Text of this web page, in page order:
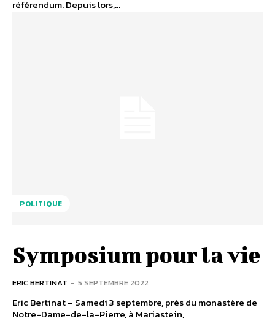
référendum. Depuis lors,...
POLITIQUE
Symposium pour la vie
ERIC BERTINAT - 5 SEPTEMBRE 2022
Eric Bertinat – Samedi 3 septembre, près du monastère de
Notre-Dame-de-la-Pierre, à Mariastein,